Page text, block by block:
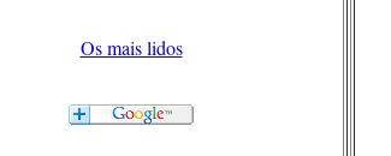
Os mais lidos